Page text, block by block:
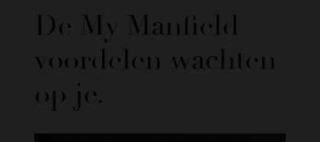
De My Manfield
voordelen wachten
op je.